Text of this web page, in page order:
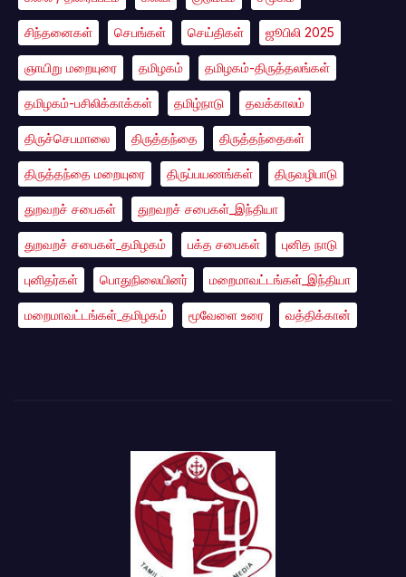
சிந்தனைகள் செபங்கள் செய்திகள் ஜூபிலி 2025
ஞாயிறு மறையுரை தமிழகம் தமிழகம்-திருத்தலங்கள்
தமிழகம்-பசிலிக்காக்கள் தமிழ்நாடு தவக்காலம்
திருச்செபமாலை திருத்தந்தை திருத்தந்தைகள்
திருத்தந்தை மறையுரை திருப்பயணங்கள் திருவழிபாடு
துறவறச் சபைகள் துறவறச் சபைகள்_இந்தியா
துறவறச் சபைகள்_தமிழகம் பக்த சபைகள் புனித நாடு
புனிதர்கள் பொதுநிலையினர் மறைமாவட்டங்கள்_இந்தியா
மறைமாவட்டங்கள்_தமிழகம் மூவேளை உரை வத்திக்கான்